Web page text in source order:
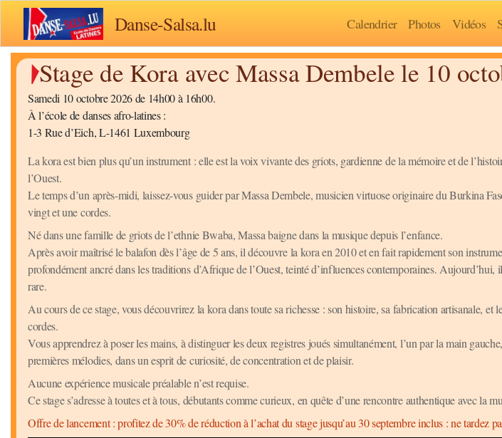
Danse-Salsa.lu Calendrier Photos Vidéos
Stage de Kora avec Massa Dembele le 10
Samedi 10 octobre 2026 de 14h00 à 16h00.
À l’école de danses afro-latines :
1-3 Rue d’Eich, L-1461 Luxembourg
La kora est bien plus qu’un instrument : elle est la voix vivante des griots, gardienne de la mémoire et de
l’Ouest.
Le temps d’un après-midi, laissez-vous guider par Massa Dembele, musicien virtuose originaire du Burkina
vingt et une cordes.
Né dans une famille de griots de l’ethnie Bwaba, Massa baigne dans la musique depuis l’enfance.
Après avoir maîtrisé le balafon dès l’âge de 5 ans, il découvre la kora en 2010 et en fait rapidement son
profondément ancré dans les traditions d’Afrique de l’Ouest, teinté d’influences contemporaines. Aujourd’hui,
rare.
Au cours de ce stage, vous découvrirez la kora dans toute sa richesse : son histoire, sa fabrication artisanale, et
cordes.
Vous apprendrez à poser les mains, à distinguer les deux registres joués simultanément, l’un par la main
premières mélodies, dans un esprit de curiosité, de concentration et de plaisir.
Aucune expérience musicale préalable n’est requise.
Ce stage s’adresse à toutes et à tous, débutants comme curieux, en quête d’une rencontre authentique avec la
Offre de lancement : profitez de 30% de réduction à l’achat du stage jusqu’au 30 septembre inclus : ne tardez